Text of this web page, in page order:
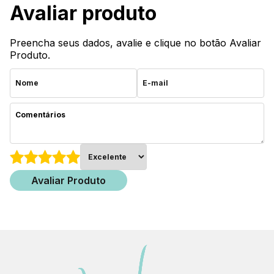
Avaliar produto
Preencha seus dados, avalie e clique no botão Avaliar
Produto.
Avaliar Produto